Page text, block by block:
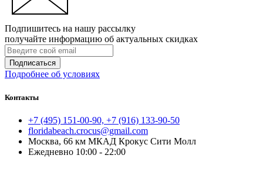
Подпишитесь на нашу рассылку
получайте информацию об актуальных скидках
Подписаться
Подробнее об условиях
Контакты
+7 (495) 151-00-90, +7 (916) 133-90-50
floridabeach.crocus@gmail.com
Москва, 66 км МКАД Крокус Сити Молл
Ежедневно 10:00 - 22:00